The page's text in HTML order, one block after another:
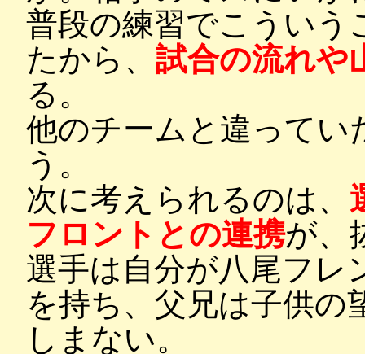
普段の練習でこういう
たから、 試合の流れや
る。
他のチームと違ってい
う。
次に考えられるのは、
フロントとの連携が、
選手は自分が八尾フレ
を持ち、父兄は子供の
しまない。